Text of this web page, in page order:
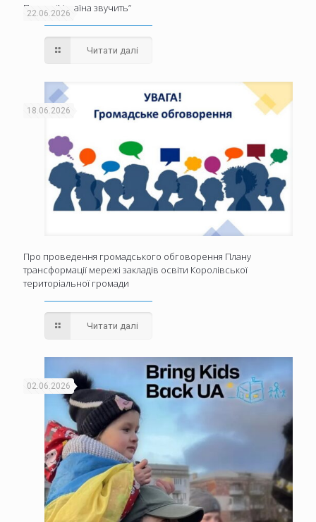
22.06.2026
Проєкт “Україна звучить”
Читати далі
18.06.2026
Про проведення громадського обговорення Плану
трансформації мережі закладів освіти Королівської
територіальної громади
Читати далі
02.06.2026